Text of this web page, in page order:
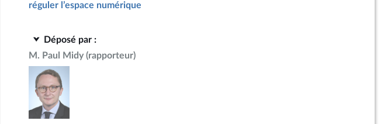
Date de dépôt
15 septembre 2023
réguler l’espace numérique
Déposé par :
M. Paul Midy (rapporteur)